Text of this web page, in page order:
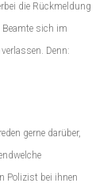
die Rückmeldung
Beamte sich im
Denn:
gerne darüber,
Polizist bei ihnen